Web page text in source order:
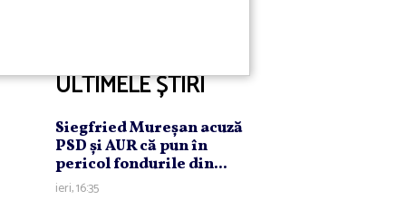
ULTIMELE ȘTIRI
Siegfried Mureşan acuză
PSD şi AUR că pun în
pericol fondurile din...
ieri, 16:35